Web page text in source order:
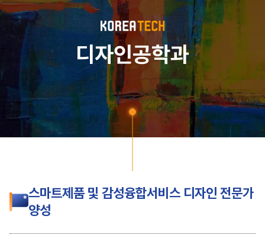
공
디자인공학과
스마트제품 및 감성융합서비스 디자인 전문가
양성